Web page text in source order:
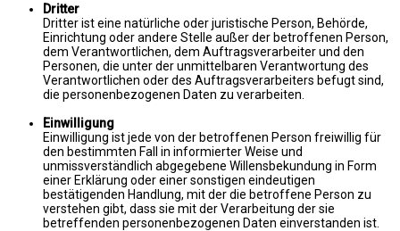
Dritter
Dritter ist eine natürliche oder juristische Person, Behörde,
Einrichtung oder andere Stelle außer der betroffenen Person,
dem Verantwortlichen, dem Auftragsverarbeiter und den
Personen, die unter der unmittelbaren Verantwortung des
Verantwortlichen oder des Auftragsverarbeiters befugt sind,
die personenbezogenen Daten zu verarbeiten.
Einwilligung
Einwilligung ist jede von der betroffenen Person freiwillig für
den bestimmten Fall in informierter Weise und
unmissverständlich abgegebene Willensbekundung in Form
einer Erklärung oder einer sonstigen eindeutigen
bestätigenden Handlung, mit der die betroffene Person zu
verstehen gibt, dass sie mit der Verarbeitung der sie
betreffenden personenbezogenen Daten einverstanden ist.